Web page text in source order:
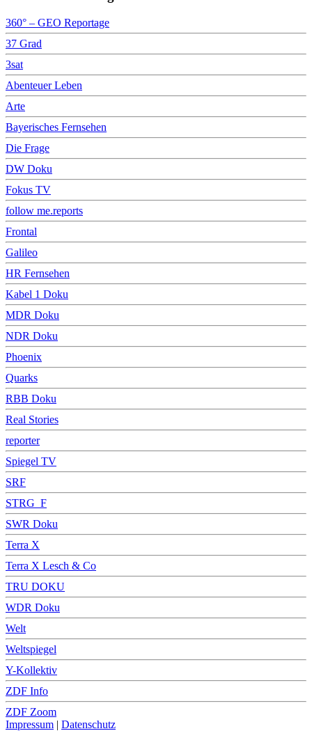
360° – GEO Reportage
37 Grad
3sat
Abenteuer Leben
Arte
Bayerisches Fernsehen
Die Frage
DW Doku
Fokus TV
follow me.reports
Frontal
Galileo
HR Fernsehen
Kabel 1 Doku
MDR Doku
NDR Doku
Phoenix
Quarks
RBB Doku
Real Stories
reporter
Spiegel TV
SRF
STRG_F
SWR Doku
Terra X
Terra X Lesch & Co
TRU DOKU
WDR Doku
Welt
Weltspiegel
Y-Kollektiv
ZDF Info
ZDF Zoom
Impressum | Datenschutz